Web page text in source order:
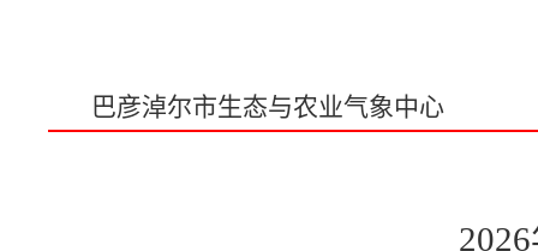
巴彦淖尔市生态与农业气象中心
2026